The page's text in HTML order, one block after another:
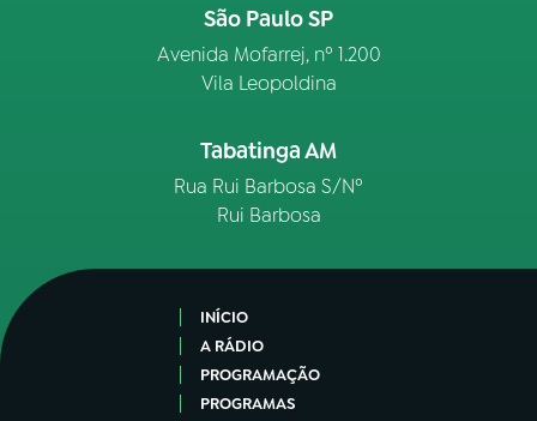
São Paulo SP
Avenida Mofarrej, nº 1.200
Vila Leopoldina
Tabatinga AM
Rua Rui Barbosa S/Nº
Rui Barbosa
INÍCIO
A RÁDIO
PROGRAMAÇÃO
PROGRAMAS